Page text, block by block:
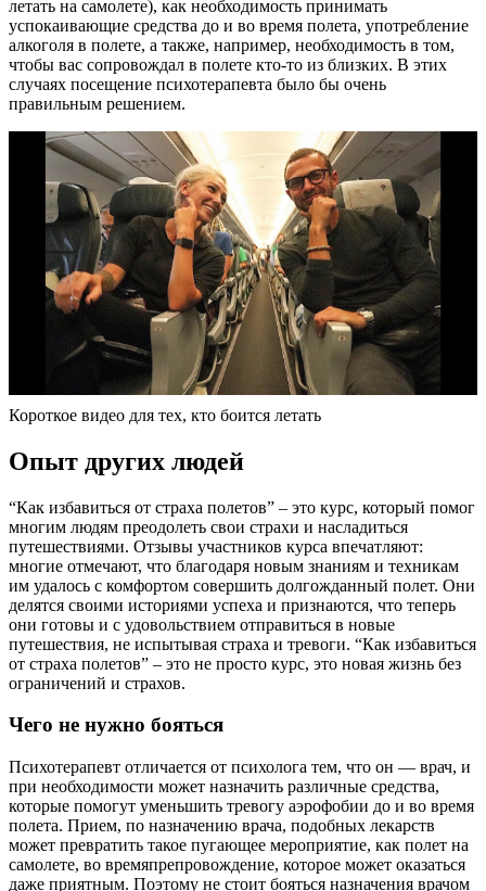
летать на самолете), как необходимость принимать
успокаивающие средства до и во время полета, употребление
алкоголя в полете, а также, например, необходимость в том,
чтобы вас сопровождал в полете кто-то из близких. В этих
случаях посещение психотерапевта было бы очень
правильным решением.
Короткое видео для тех, кто боится летать
Опыт других людей
“Как избавиться от страха полетов” – это курс, который помог
многим людям преодолеть свои страхи и насладиться
путешествиями. Отзывы участников курса впечатляют:
многие отмечают, что благодаря новым знаниям и техникам
им удалось с комфортом совершить долгожданный полет. Они
делятся своими историями успеха и признаются, что теперь
они готовы и с удовольствием отправиться в новые
путешествия, не испытывая страха и тревоги. “Как избавиться
от страха полетов” – это не просто курс, это новая жизнь без
ограничений и страхов.
Чего не нужно бояться
Психотерапевт отличается от психолога тем, что он — врач, и
при необходимости может назначить различные средства,
которые помогут уменьшить тревогу аэрофобии до и во время
полета. Прием, по назначению врача, подобных лекарств
может превратить такое пугающее мероприятие, как полет на
самолете, во времяпрепровождение, которое может оказаться
даже приятным. Поэтому не стоит бояться назначения врачом